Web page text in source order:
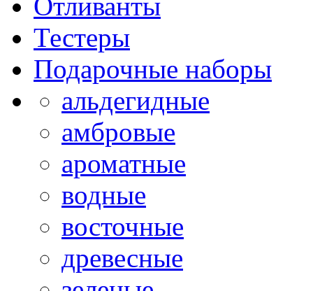
Тестеры
Подарочные наборы
альдегидные
амбровые
ароматные
водные
восточные
древесные